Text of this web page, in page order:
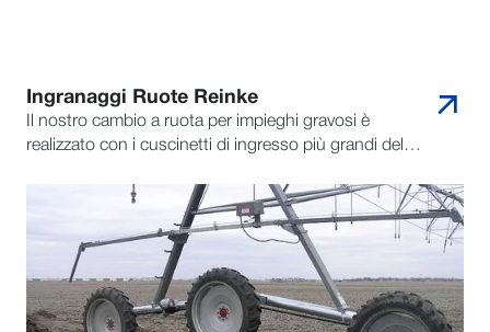
Ingranaggi Ruote Reinke
Il nostro cambio a ruota per impieghi gravosi è
realizzato con i cuscinetti di ingresso più grandi del
55%. Lavora più ore, guida per distanze più lunghe e
sposta torri più pesanti, il tutto con la migliore
garanzia sugli ingranaggi delle ruote del settore di 10
anni o 16.000 ore.